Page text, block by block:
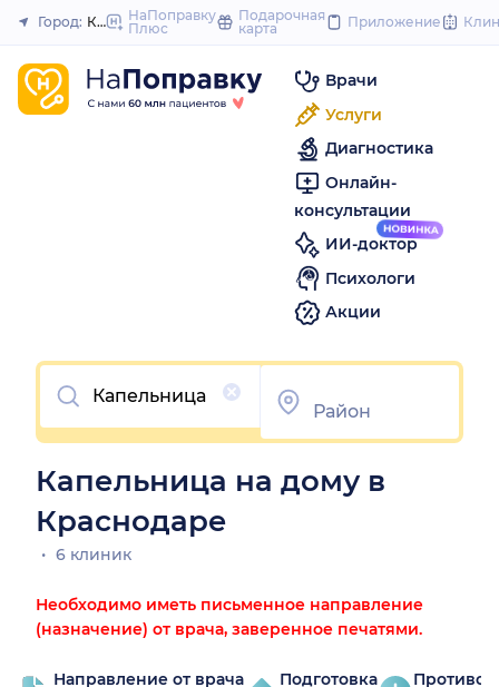
to
Закрыть
Город: КраснодарНаПоправку
Плюс
Подарочная
карта
Приложение
Врачи
Услуги
Диагностика
Онлайн-
консультации
ИИ-доктор
Психологи
Акции
Очистить
Капельница на дому в
Краснодаре
6 клиник
Необходимо иметь письменное направление
(назначение) от врача, заверенное печатями.
Направление от врача
Подготовка